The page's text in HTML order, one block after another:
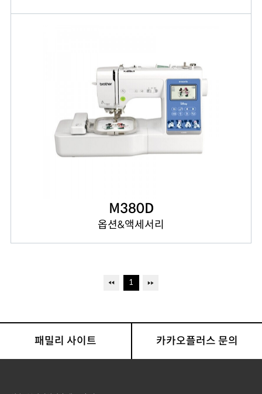
M380D
옵션&액세서리
1
패밀리 사이트 카카오플러스 문의